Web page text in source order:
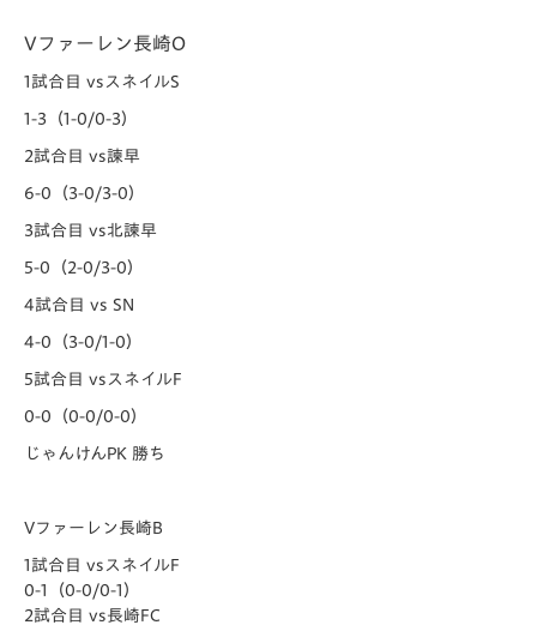
Vファーレン長崎O
1試合目 vsスネイルS
1-3（1-0/0-3）
2試合目 vs諫早
6-0（3-0/3-0）
3試合目 vs北諫早
5-0（2-0/3-0）
4試合目 vs SN
4-0（3-0/1-0）
5試合目 vsスネイルF
0-0（0-0/0-0）
じゃんけんPK 勝ち
Vファーレン長崎B
1試合目 vsスネイルF
0-1（0-0/0-1）
2試合目 vs長崎FC